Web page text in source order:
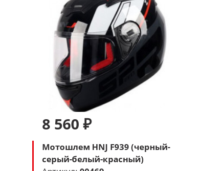
8 560 ₽
Мотошлем HNJ F939 (черный-
серый-белый-красный)